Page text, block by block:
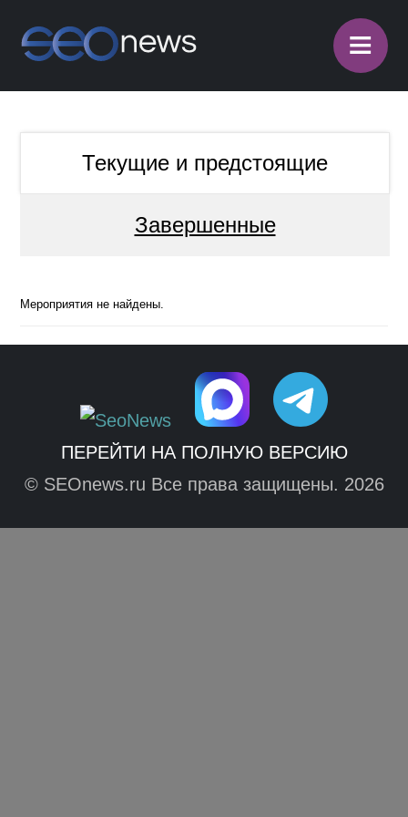
≡
Текущие и предстоящие
Завершенные
Мероприятия не найдены.
ПЕРЕЙТИ НА ПОЛНУЮ ВЕРСИЮ
© SEOnews.ru Все права защищены. 2026